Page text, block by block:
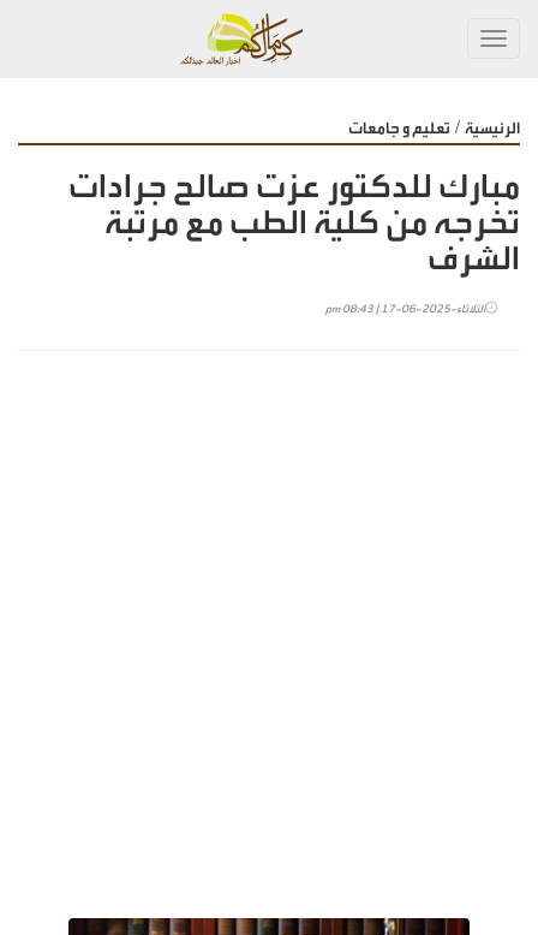
الرئيسية / تعليم و جامعات
مبارك للدكتور عزت صالح جرادات
تخرجه من كلية الطب مع مرتبة
الشرف
الثلاثاء-2025-06-17 | 08:43 pm